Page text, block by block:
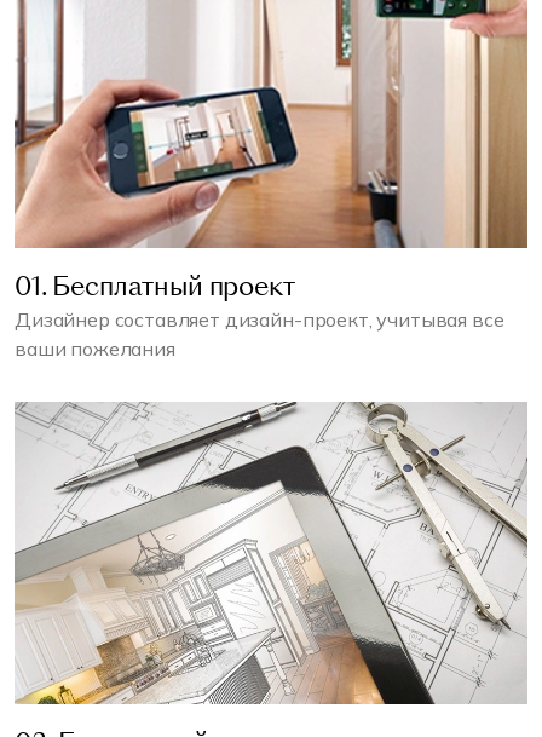
01. Бесплатный проект
Дизайнер составляет дизайн-проект, учитывая все
ваши пожелания